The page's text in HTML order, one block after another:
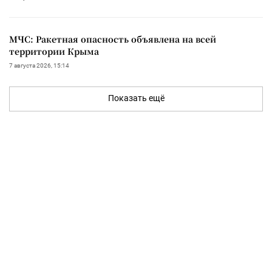
МЧС: Ракетная опасность объявлена на всей
территории Крыма
7 августа 2026, 15:14
Показать ещё